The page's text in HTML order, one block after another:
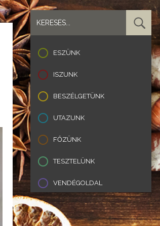
ESZÜNK
ISZUNK
BESZÉLGETÜNK
UTAZUNK
FŐZÜNK
TESZTELÜNK
VENDÉGOLDAL